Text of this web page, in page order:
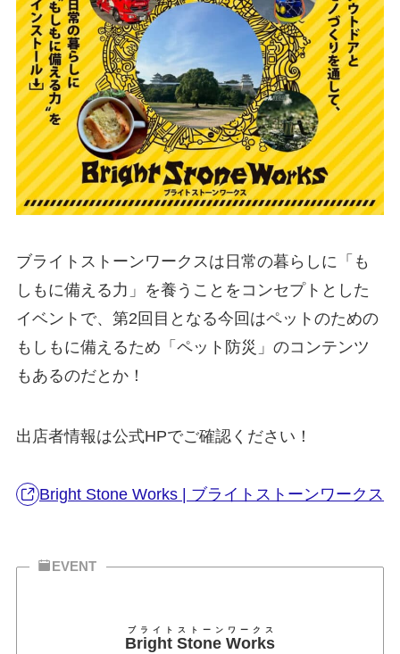
ブライトストーンワークスは日常の暮らしに「も
しもに備える力」を養うことをコンセプトとした
イベントで、第2回目となる今回はペットのための
もしもに備えるため「ペット防災」のコンテンツ
もあるのだとか！
出店者情報は公式HPでご確認ください！
Bright Stone Works | ブライトストーンワークス
EVENT
Bright Stone Works
ブライトストーンワークス